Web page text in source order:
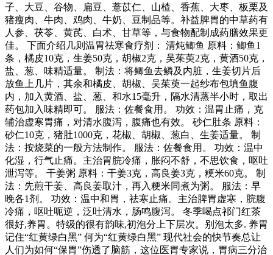
子、大豆、谷物、扁豆、薏苡仁、山楂、香蕉、大枣、板栗及
猪瘦肉、牛肉、鸡肉、牛奶、豆制品等。补益脾胃的中草药有
人参、茯苓、黄芪、白术、甘草等，与食物配制成药膳效果更
佳。 下面介绍几则温胃祛寒食疗剂： 清炖鲫鱼 原料：鲫鱼1
条，橘皮10克，生姜50克，胡椒2克，吴茱萸2克，黄酒50克，
盐、葱、味精适量。 制法：将鲫鱼去鳞及内脏，生姜切片后
放鱼上几片，其余和橘皮、胡椒、吴茱萸一起纱布包填鱼腹
内，加入黄酒、盐、葱、和水15毫升，隔水清蒸半小时，取出
药包加入味精即可。 服法：佐餐食用。 功效：温胃止痛，克
辅治虚寒胃痛，对清水腹泻，腹痛也有效。 砂仁肚条 原料：
砂仁10克，猪肚1000克，花椒、胡椒、葱白、生姜适量。 制
法：按烧菜的一般方法制作。 服法：佐餐食用。 功效：温中
化湿，行气止痛。主治胃脘冷痛，胀闷不舒，不思饮食，呕吐
泄泻等。 干姜粥 原料：干姜3克，高良姜3克，粳米60克。 制
法：先煎干姜、高良姜取汁，再入粳米同煮为粥。 服法：早
晚各1剂。 功效：温中和胃，祛寒止痛。主治脾胃虚寒，脘腹
冷痛，呕吐呃逆，泛吐清水，肠鸣腹泻。 冬季喝点祁门红茶
很好,养胃。特级的很有韵味,初泡分上下层次。别泡太多. 养胃
记住“红黄绿白黑” 何为“红黄绿白黑” 现代社会的快节奏总让
人们为如何“保胃”伤透了脑筋，这位医胃专家说，胃病三分治